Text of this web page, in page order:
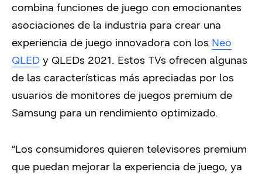
combina funciones de juego con emocionantes
asociaciones de la industria para crear una
experiencia de juego innovadora con los Neo
QLED y QLEDs 2021. Estos TVs ofrecen algunas
de las características más apreciadas por los
usuarios de monitores de juegos premium de
Samsung para un rendimiento optimizado.
“Los consumidores quieren televisores premium
que puedan mejorar la experiencia de juego, ya